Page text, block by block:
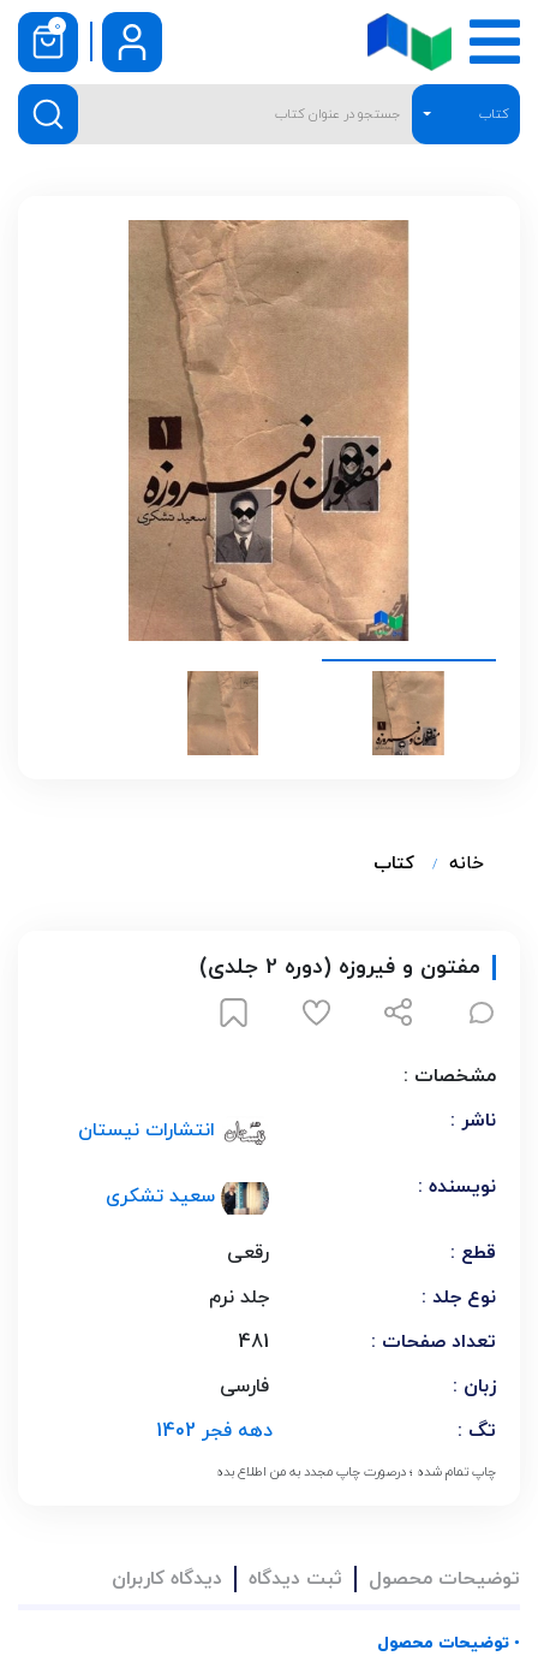
کتاب
0
خانه کتاب
مفتون و فیروزه (دوره 2 جلدی)
مشخصات :
ناشر :
انتشارات نیستان
نویسنده : سعید تشکری
قطع :
رقعی
نوع جلد :
جلد نرم
تعداد صفحات :
481
زبان :
فارسی
تگ :
دهه فجر 1402
چاپ تمام شده ؛ درصورت چاپ مجدد به من اطلاع بده
توضیحات محصول ثبت دیدگاه دیدگاه کاربران
• توضیحات محصول